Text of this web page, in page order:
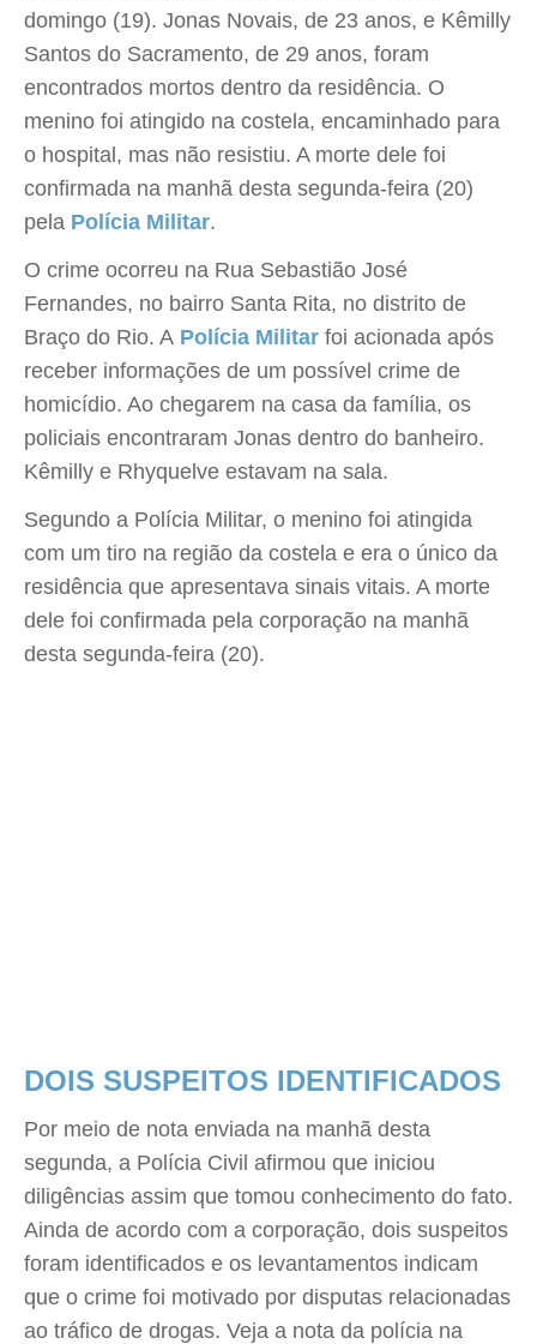
domingo (19). Jonas Novais, de 23 anos, e Kêmilly
Santos do Sacramento, de 29 anos, foram
encontrados mortos dentro da residência. O
menino foi atingido na costela, encaminhado para
o hospital, mas não resistiu. A morte dele foi
confirmada na manhã desta segunda-feira (20)
pela Polícia Militar.
O crime ocorreu na Rua Sebastião José
Fernandes, no bairro Santa Rita, no distrito de
Braço do Rio. A Polícia Militar foi acionada após
receber informações de um possível crime de
homicídio. Ao chegarem na casa da família, os
policiais encontraram Jonas dentro do banheiro.
Kêmilly e Rhyquelve estavam na sala.
Segundo a Polícia Militar, o menino foi atingida
com um tiro na região da costela e era o único da
residência que apresentava sinais vitais. A morte
dele foi confirmada pela corporação na manhã
desta segunda-feira (20).
DOIS SUSPEITOS IDENTIFICADOS
Por meio de nota enviada na manhã desta
segunda, a Polícia Civil afirmou que iniciou
diligências assim que tomou conhecimento do fato.
Ainda de acordo com a corporação, dois suspeitos
foram identificados e os levantamentos indicam
que o crime foi motivado por disputas relacionadas
ao tráfico de drogas. Veja a nota da polícia na